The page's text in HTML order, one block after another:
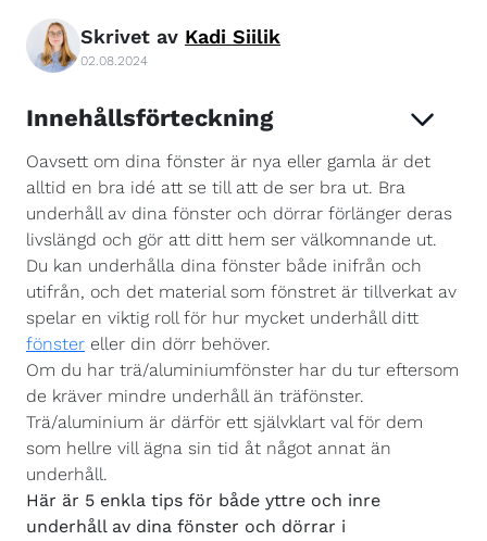
Skrivet av Kadi Siilik
02.08.2024
Innehållsförteckning
Oavsett om dina fönster är nya eller gamla är det
alltid en bra idé att se till att de ser bra ut. Bra
underhåll av dina fönster och dörrar förlänger deras
livslängd och gör att ditt hem ser välkomnande ut.
Du kan underhålla dina fönster både inifrån och
utifrån, och det material som fönstret är tillverkat av
spelar en viktig roll för hur mycket underhåll ditt
fönster eller din dörr behöver.
Om du har trä/aluminiumfönster har du tur eftersom
de kräver mindre underhåll än träfönster.
Trä/aluminium är därför ett självklart val för dem
som hellre vill ägna sin tid åt något annat än
underhåll.
Här är 5 enkla tips för både yttre och inre
underhåll av dina fönster och dörrar i